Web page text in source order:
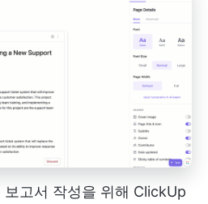
고서 작성을 위해 ClickUp